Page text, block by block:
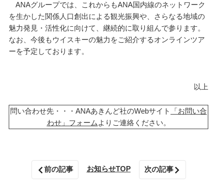
ANAグループでは、これからもANA国内線のネットワーク
を生かした関係人口創出による観光振興や、さらなる地域の
魅力発見・活性化に向けて、継続的に取り組んで参ります。
なお、今後もウイスキーの魅力をご紹介するオンラインツア
ーを予定しております。
以上
問い合わせ先・・・ANAあきんど社のWebサイト
「お問い合
わせ」フォーム よりご連絡ください。
前の記事 お知らせTOP 次の記事